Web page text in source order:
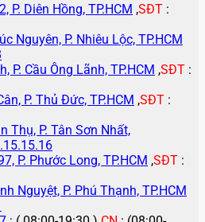
P. Diên Hồng, TP.HCM ,SĐT :
Nguyên, P. Nhiêu Lộc, TP.HCM
P. Cầu Ông Lãnh, TP.HCM ,SĐT :
P. Thủ Đức, TP.HCM ,SĐT :
Thụ, P. Tân Sơn Nhất,
P. Phước Long, TP.HCM ,SĐT :
Nguyệt, P. Phú Thạnh, TP.HCM